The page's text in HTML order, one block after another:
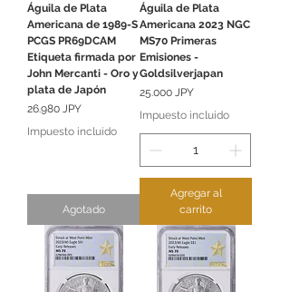
Águila de Plata
Americana de 1989-S
PCGS PR69DCAM
Etiqueta firmada por
John Mercanti - Oro y
plata de Japón
Precio
26.980 JPY
Impuesto incluido
Agotado
Águila de Plata
Americana 2023 NGC
MS70 Primeras
Emisiones -
Goldsilverjapan
Precio
25.000 JPY
Impuesto incluido
Agregar al
carrito